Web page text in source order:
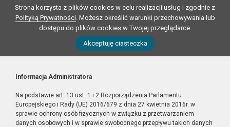
Strona korzysta z plików cookies w celu realizacji usług i zgodnie z
Polityką Prywatności. Możesz określić warunki przechowywania lub
dostępu do plików cookies w Twojej przeglądarce.
Akceptuję ciasteczka
Informacja Administratora
Na podstawie art. 13 ust. 1 i 2 Rozporządzenia Parlamentu
Europejskiego i Rady (UE) 2016/679 z dnia 27 kwietnia 2016r. w
sprawie ochrony osób fizycznych w związku z przetwarzaniem
danych osobowych i w sprawie swobodnego przepływu takich danych